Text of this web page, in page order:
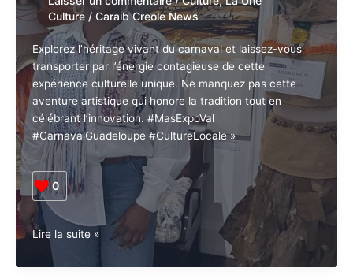
vers
la
Nouvelle-
Orléans
Laisser un commentaire /Culture,La Une
Culture/ Caraib Creole News
Explorez l’héritage vivant du carnaval et laissez-vous
transporter par l’énergie contagieuse de cette
expérience culturelle unique. Ne manquez pas cette
aventure artistique qui honore la tradition tout en
célébrant l’innovation. #MasExpoVal
#CarnavalGuadeloupe #CultureLocale »
0
Pointe-
à-
Lire la suite »